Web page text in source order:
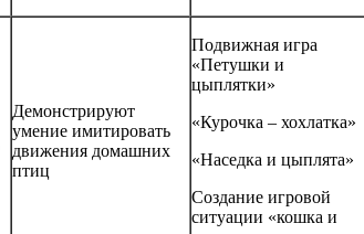
Демонстрируют
умение имитировать
движения домашних
птиц
Подвижная игра
«Петушки и
цыплятки»
«Курочка – хохлатка»
«Наседка и цыплята»
Создание игровой
ситуации «кошка и